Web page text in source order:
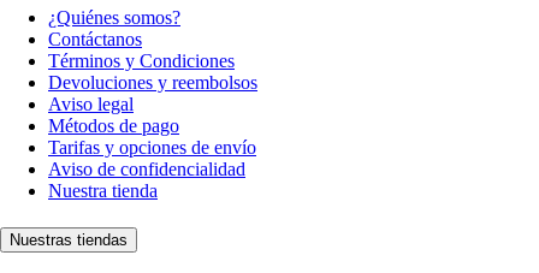
¿Quiénes somos?
Contáctanos
Términos y Condiciones
Devoluciones y reembolsos
Aviso legal
Métodos de pago
Tarifas y opciones de envío
Aviso de confidencialidad
Nuestra tienda
Nuestras tiendas